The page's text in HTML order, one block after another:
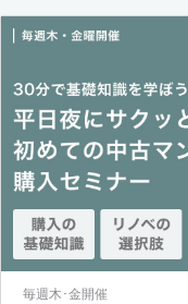
毎週木･金開催